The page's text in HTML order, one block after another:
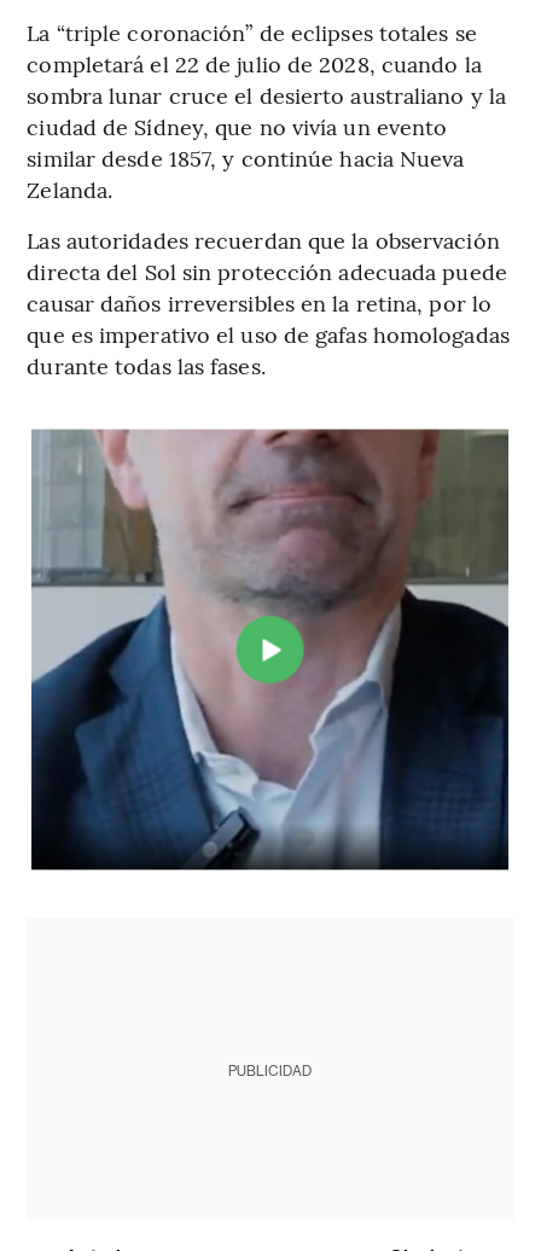
La “triple coronación” de eclipses totales se
completará el 22 de julio de 2028, cuando la
sombra lunar cruce el desierto australiano y la
ciudad de Sídney, que no vivía un evento
similar desde 1857, y continúe hacia Nueva
Zelanda.
Las autoridades recuerdan que la observación
directa del Sol sin protección adecuada puede
causar daños irreversibles en la retina, por lo
que es imperativo el uso de gafas homologadas
durante todas las fases.
PUBLICIDAD